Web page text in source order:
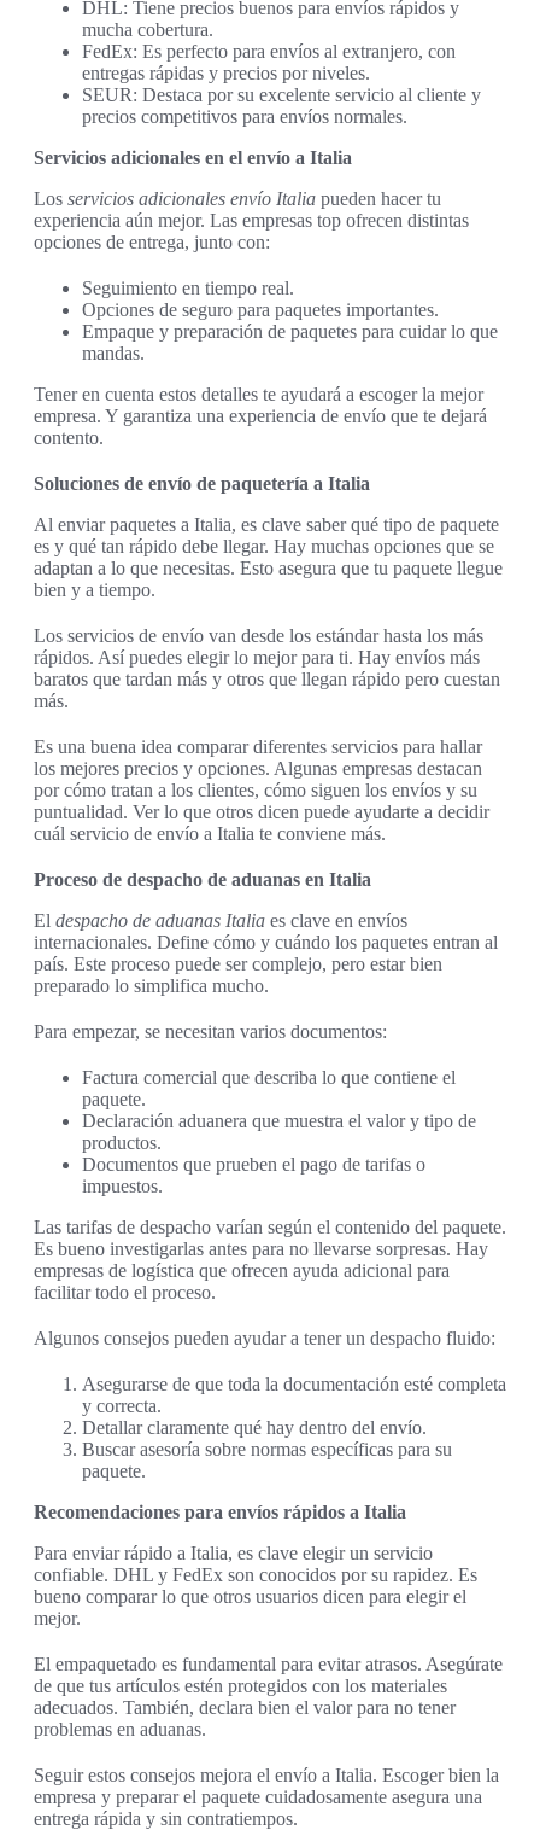
DHL: Tiene precios buenos para envíos rápidos y
mucha cobertura.
FedEx: Es perfecto para envíos al extranjero, con
entregas rápidas y precios por niveles.
SEUR: Destaca por su excelente servicio al cliente y
precios competitivos para envíos normales.
Servicios adicionales en el envío a Italia
Los servicios adicionales envío Italia pueden hacer tu
experiencia aún mejor. Las empresas top ofrecen distintas
opciones de entrega, junto con:
Seguimiento en tiempo real.
Opciones de seguro para paquetes importantes.
Empaque y preparación de paquetes para cuidar lo que
mandas.
Tener en cuenta estos detalles te ayudará a escoger la mejor
empresa. Y garantiza una experiencia de envío que te dejará
contento.
Soluciones de envío de paquetería a Italia
Al enviar paquetes a Italia, es clave saber qué tipo de paquete
es y qué tan rápido debe llegar. Hay muchas opciones que se
adaptan a lo que necesitas. Esto asegura que tu paquete llegue
bien y a tiempo.
Los servicios de envío van desde los estándar hasta los más
rápidos. Así puedes elegir lo mejor para ti. Hay envíos más
baratos que tardan más y otros que llegan rápido pero cuestan
más.
Es una buena idea comparar diferentes servicios para hallar
los mejores precios y opciones. Algunas empresas destacan
por cómo tratan a los clientes, cómo siguen los envíos y su
puntualidad. Ver lo que otros dicen puede ayudarte a decidir
cuál servicio de envío a Italia te conviene más.
Proceso de despacho de aduanas en Italia
El despacho de aduanas Italia es clave en envíos
internacionales. Define cómo y cuándo los paquetes entran al
país. Este proceso puede ser complejo, pero estar bien
preparado lo simplifica mucho.
Para empezar, se necesitan varios documentos:
Factura comercial que describa lo que contiene el
paquete.
Declaración aduanera que muestra el valor y tipo de
productos.
Documentos que prueben el pago de tarifas o
impuestos.
Las tarifas de despacho varían según el contenido del paquete.
Es bueno investigarlas antes para no llevarse sorpresas. Hay
empresas de logística que ofrecen ayuda adicional para
facilitar todo el proceso.
Algunos consejos pueden ayudar a tener un despacho fluido:
Asegurarse de que toda la documentación esté completa
y correcta.
Detallar claramente qué hay dentro del envío.
Buscar asesoría sobre normas específicas para su
paquete.
Recomendaciones para envíos rápidos a Italia
Para enviar rápido a Italia, es clave elegir un servicio
confiable. DHL y FedEx son conocidos por su rapidez. Es
bueno comparar lo que otros usuarios dicen para elegir el
mejor.
El empaquetado es fundamental para evitar atrasos. Asegúrate
de que tus artículos estén protegidos con los materiales
adecuados. También, declara bien el valor para no tener
problemas en aduanas.
Seguir estos consejos mejora el envío a Italia. Escoger bien la
empresa y preparar el paquete cuidadosamente asegura una
entrega rápida y sin contratiempos.